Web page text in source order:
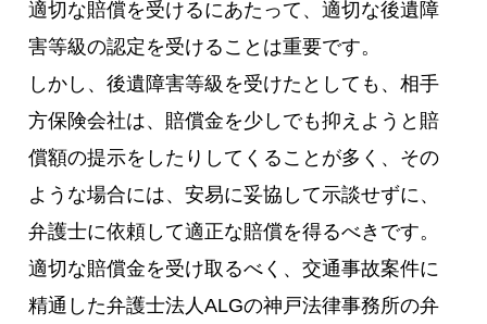
適切な賠償を受けるにあたって、適切な後遺障
害等級の認定を受けることは重要です。
しかし、後遺障害等級を受けたとしても、相手
方保険会社は、賠償金を少しでも抑えようと賠
償額の提示をしたりしてくることが多く、その
ような場合には、安易に妥協して示談せずに、
弁護士に依頼して適正な賠償を得るべきです。
適切な賠償金を受け取るべく、交通事故案件に
精通した弁護士法人ALGの神戸法律事務所の弁